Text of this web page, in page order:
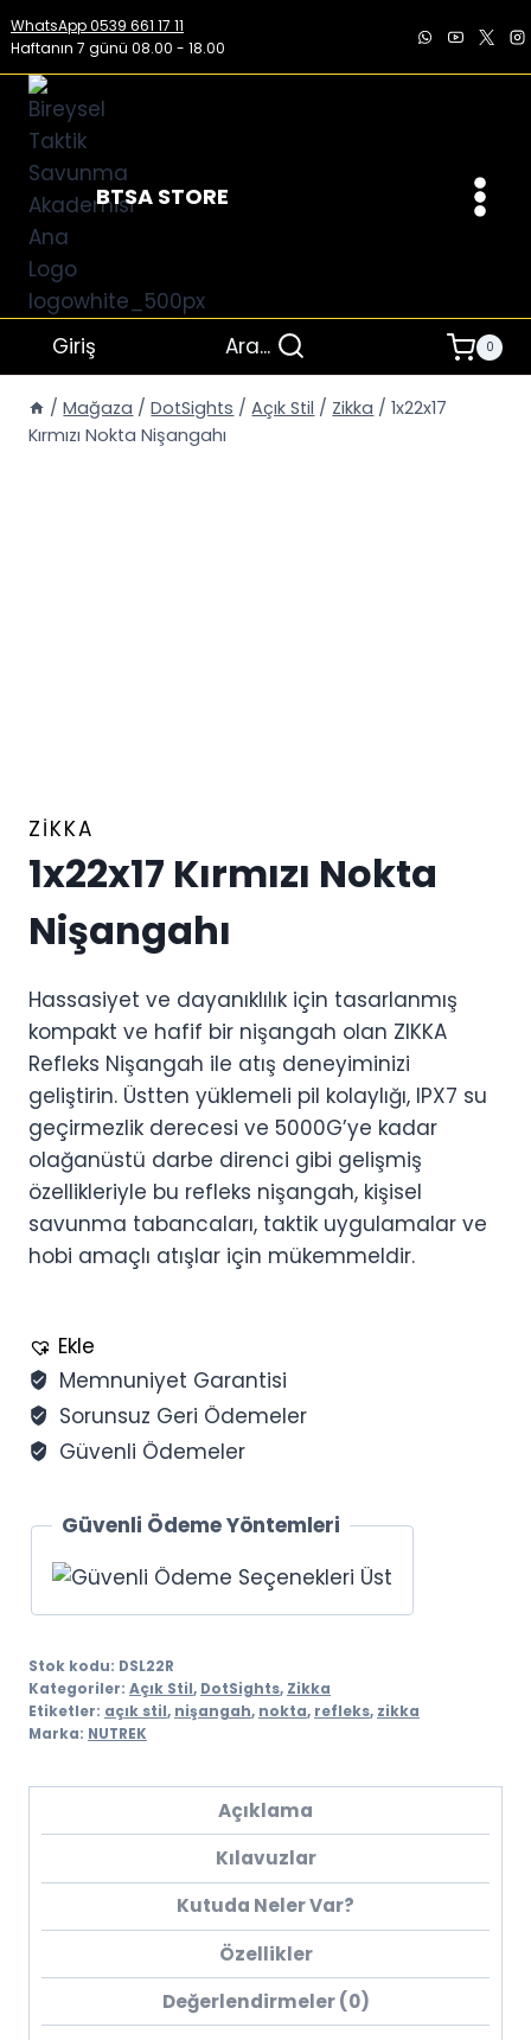
İçeriğe
geç
WhatsApp 0539 661 17 11
Haftanın 7 günü 08.00 - 18.00
BTSA STORE
Giriş Ara... 0
/ Mağaza / DotSights / Açık Stil / Zikka / 1x22x17
Kırmızı Nokta Nişangahı
ZIKKA
1x22x17 Kırmızı Nokta
Nişangahı
Hassasiyet ve dayanıklılık için tasarlanmış
kompakt ve hafif bir nişangah olan ZIKKA
Refleks Nişangah ile atış deneyiminizi
geliştirin. Üstten yüklemeli pil kolaylığı, IPX7 su
geçirmezlik derecesi ve 5000G’ye kadar
olağanüstü darbe direnci gibi gelişmiş
özellikleriyle bu refleks nişangah, kişisel
savunma tabancaları, taktik uygulamalar ve
hobi amaçlı atışlar için mükemmeldir.
Ekle
Memnuniyet Garantisi
Sorunsuz Geri Ödemeler
Güvenli Ödemeler
Güvenli Ödeme Yöntemleri
Stok kodu: DSL22R
Kategoriler: Açık Stil, DotSights, Zikka
Etiketler: açık stil, nişangah, nokta, refleks, zikka
Marka: NUTREK
Açıklama
Kılavuzlar
Kutuda Neler Var?
Özellikler
Değerlendirmeler (0)